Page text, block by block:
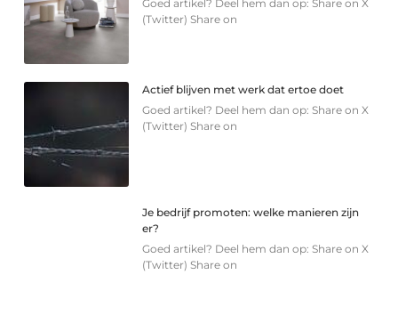
Goed artikel? Deel hem dan op: Share on X
(Twitter) Share on
Actief blijven met werk dat ertoe doet
Goed artikel? Deel hem dan op: Share on X
(Twitter) Share on
Je bedrijf promoten: welke manieren zijn
er?
Goed artikel? Deel hem dan op: Share on X
(Twitter) Share on